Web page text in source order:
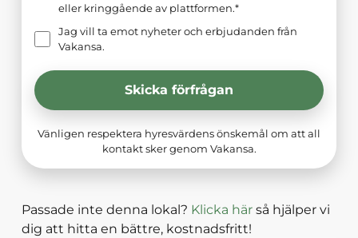
eller kringgående av plattformen.*
Jag vill ta emot nyheter och erbjudanden från
Vakansa.
Skicka förfrågan
Vänligen respektera hyresvärdens önskemål om att all
kontakt sker genom Vakansa.
Passade inte denna lokal? Klicka här så hjälper vi
dig att hitta en bättre, kostnadsfritt!